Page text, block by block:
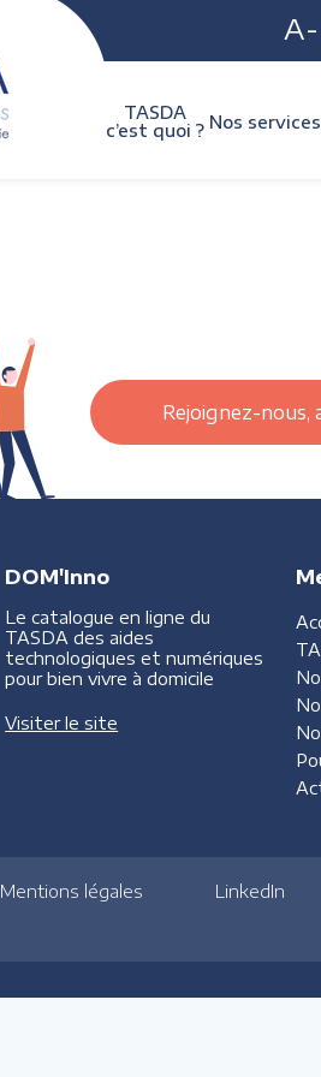
A-
TASDA
c’est quoi ? Nos services
Rejoignez-nous,
DOM'Inno
Le catalogue en ligne du
TASDA des aides
technologiques et numériques
pour bien vivre à domicile
Visiter le site
Mentions légales LinkedIn